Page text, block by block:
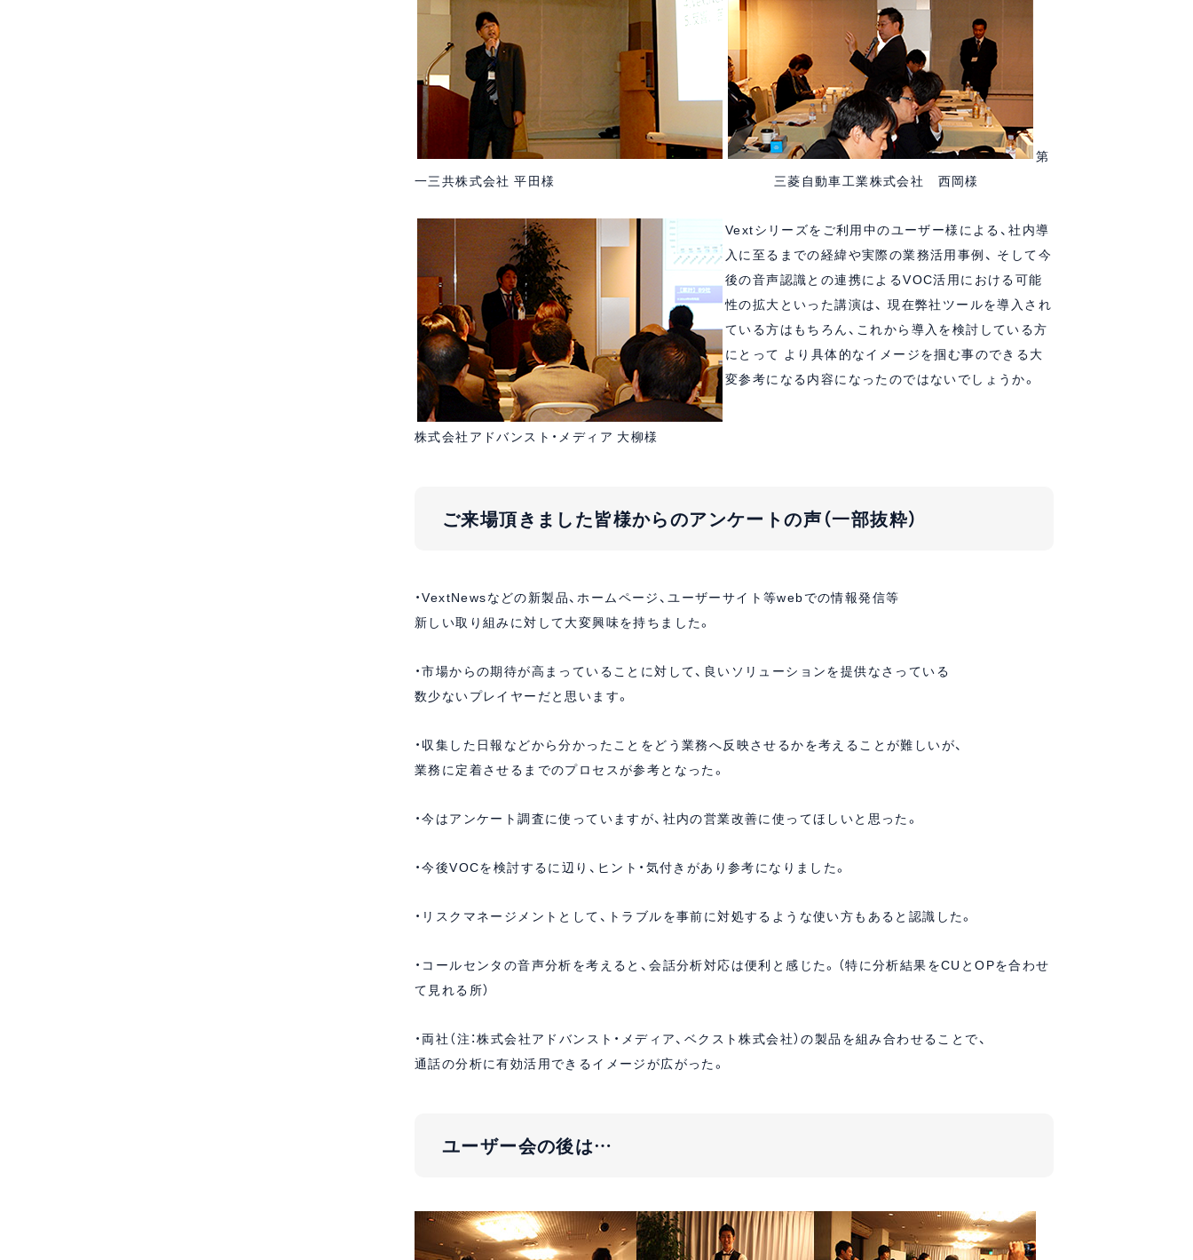
第
一三共株式会社 平田様 三菱自動車工業株式会社 西岡様
Vextシリーズをご利用中のユーザー様による、社内導
入に至るまでの経緯や実際の業務活用事例、 そして今
後の音声認識との連携によるVOC活用における可能
性の拡大といった講演は、 現在弊社ツールを導入され
ている方はもちろん、これから導入を検討している方
にとって より具体的なイメージを掴む事のできる大
変参考になる内容になったのではないでしょうか。
株式会社アドバンスト・メディア 大柳様
ご来場頂きました皆様からのアンケートの声（一部抜粋）
・VextNewsなどの新製品、ホームページ、ユーザーサイト等webでの情報発信等
新しい取り組みに対して大変興味を持ちました。
・市場からの期待が高まっていることに対して、良いソリューションを提供なさっている
数少ないプレイヤーだと思います。
・収集した日報などから分かったことをどう業務へ反映させるかを考えることが難しいが、
業務に定着させるまでのプロセスが参考となった。
・今はアンケート調査に使っていますが、社内の営業改善に使ってほしいと思った。
・今後VOCを検討するに辺り、ヒント・気付きがあり参考になりました。
・リスクマネージメントとして、トラブルを事前に対処するような使い方もあると認識した。
・コールセンタの音声分析を考えると、会話分析対応は便利と感じた。（特に分析結果をCUとOPを合わせ
て見れる所）
・両社（注：株式会社アドバンスト・メディア、ベクスト株式会社）の製品を組み合わせることで、
通話の分析に有効活用できるイメージが広がった。
ユーザー会の後は…